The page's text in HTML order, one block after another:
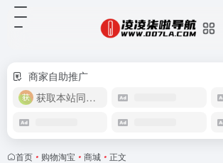
商家自助推广
获取本站同款主题
首页 • 购物淘宝 • 商城 • 正文